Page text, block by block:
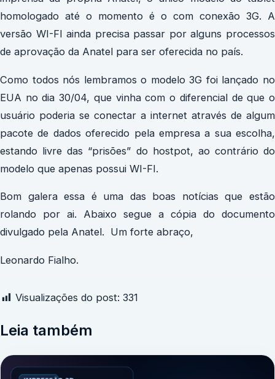
homologado até o momento é o com conexão 3G. A
versão WI-FI ainda precisa passar por alguns processos
de aprovação da Anatel para ser oferecida no país.
Como todos nós lembramos o modelo 3G foi lançado no
EUA no dia 30/04, que vinha com o diferencial de que o
usuário poderia se conectar a internet através de algum
pacote de dados oferecido pela empresa a sua escolha,
estando livre das “prisões” do hostpot, ao contrário do
modelo que apenas possui WI-FI.
Bom galera essa é uma das boas notícias que estão
rolando por ai. Abaixo segue a cópia do documento
divulgado pela Anatel. Um forte abraço,
Leonardo Fialho.
Visualizações do post: 331
Leia também